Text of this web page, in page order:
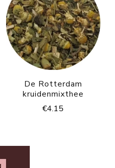
De Rotterdam
kruidenmixthee
€4.15